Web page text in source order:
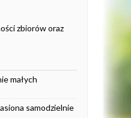
zbiorów oraz
małych
samodzielnie